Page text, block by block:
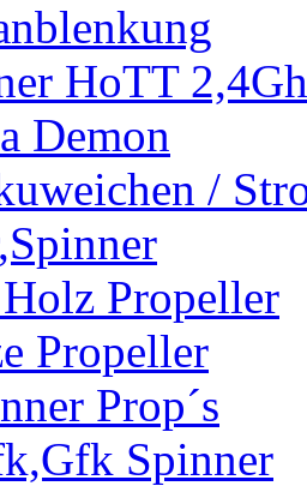
HoTT
Demon
/
Propeller
Propeller
Prop´s
Spinner